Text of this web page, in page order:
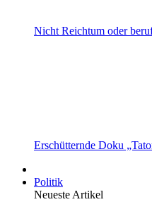
Nicht Reichtum oder
Erschütternde Doku
Politik
Neueste Artikel